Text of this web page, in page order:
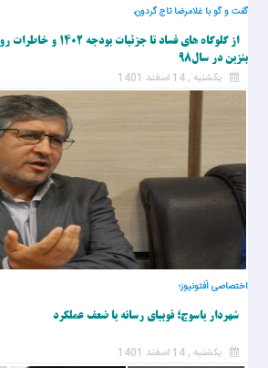
گفت و گو با غلامرضا تاج گردون،
از گلوگاه های فساد تا
بنزین در سال۹۸
یکشنبه , 14 اسفند 1401
اختصاصی اَفتونیوز؛
شهردار یاسوج؛ فوبیای رسانه یا ضعف عملکرد
یکشنبه , 14 اسفند 1401